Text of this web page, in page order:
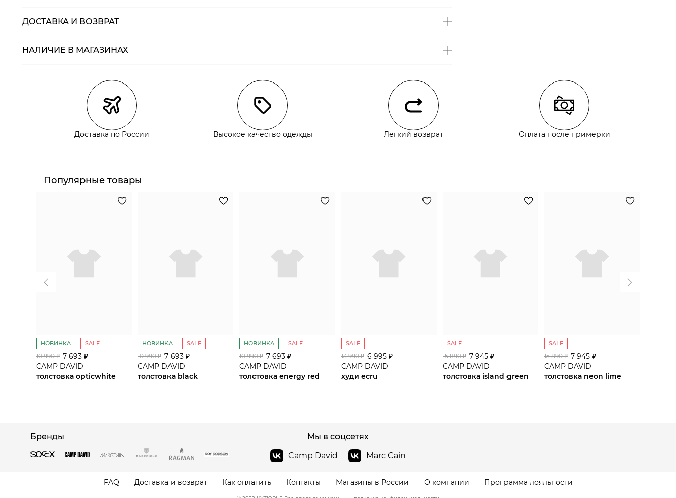
ДОСТАВКА И ВОЗВРАТ
Курьерская доставка СДЭК
Самовывоз из пункта выдачи СДЭК
Самовывоз из наших магазинов
сайте СДЭК
НАЛИЧИЕ В МАГАЗИНАХ
Доставка по России Высокое качество одежды Легкий возврат Оплата после примерки
Популярные товары
НОВИНКА SALE
10 990 ₽ 7 693 ₽
CAMP DAVID
толстовка opticwhite
НОВИНКА SALE
10 990 ₽ 7 693 ₽
CAMP DAVID
толстовка black
НОВИНКА SALE
10 990 ₽ 7 693 ₽
CAMP DAVID
толстовка energy red
SALE
13 990 ₽ 6 995 ₽
CAMP DAVID
худи ecru
SALE
15 890 ₽ 7 945 ₽
CAMP DAVID
толстовка island green
SALE
15 890 ₽ 7 945 ₽
CAMP DAVID
толстовка neon lime
Бренды
Мы в соцсетях
Camp David
Marc Cain
FAQ Доставка и возврат Как оплатить Контакты Магазины в России О компании Программа лояльности